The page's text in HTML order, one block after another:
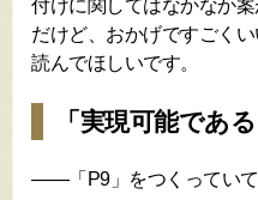
付けに関してはなかなか
だけど、おかげですごく
読んでほしいです。
「実現可能であ
――「P9」をつくっていて